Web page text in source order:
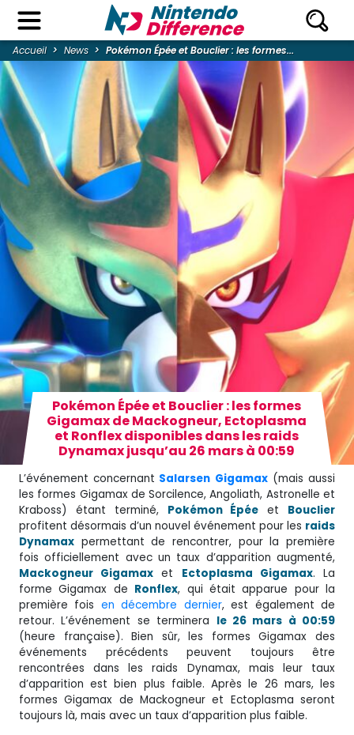
Accueil News Pokémon Épée et Bouclier : les formes...
Pokémon Épée et Bouclier : les formes
Gigamax de Mackogneur, Ectoplasma
et Ronflex disponibles dans les raids
Dynamax jusqu’au 26 mars à 00:59
L’événement concernant Salarsen Gigamax(mais aussi
les formes Gigamax de Sorcilence, Angoliath, Astronelle et
Kraboss) étant terminé, Pokémon Épée et Bouclier
profitent désormais d’un nouvel événement pour les raids
Dynamax permettant de rencontrer, pour la première
fois officiellement avec un taux d’apparition augmenté,
Mackogneur Gigamax et Ectoplasma Gigamax. La
forme Gigamax de Ronflex, qui était apparue pour la
première fois en décembre dernier, est également de
retour. L’événement se terminera le 26 mars à 00:59
(heure française). Bien sûr, les formes Gigamax des
événements précédents peuvent toujours être
rencontrées dans les raids Dynamax, mais leur taux
d’apparition est bien plus faible. Après le 26 mars, les
formes Gigamax de Mackogneur et Ectoplasma seront
toujours là, mais avec un taux d’apparition plus faible.